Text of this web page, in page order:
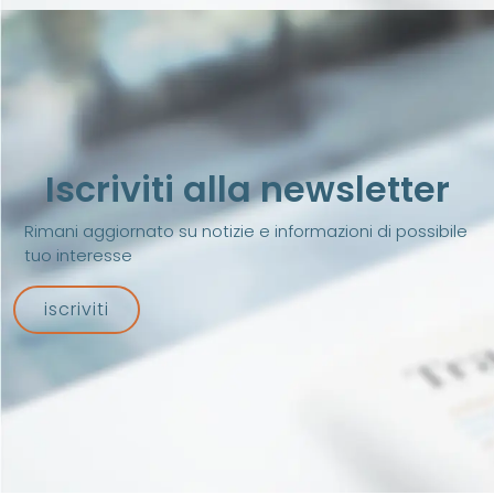
Iscriviti alla newsletter
Rimani aggiornato su notizie e informazioni di possibile
tuo interesse
iscriviti